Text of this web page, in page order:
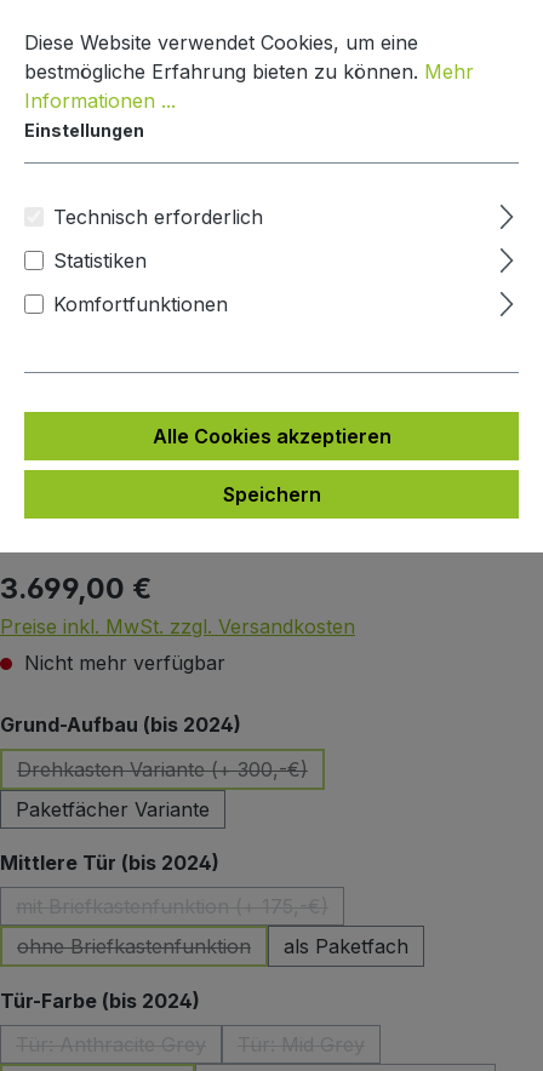
Paketkasten Nature Line
Mypaketkasten
Bildergalerie überspringen
Regulärer Preis:
3.699,00 €
Preise inkl. MwSt. zzgl. Versandkosten
Nicht mehr verfügbar
Grund-Aufbau (bis 2024)
Drehkasten Variante (+ 300,-€)
(Diese Option ist zurzeit nicht verfügbar.)
Paketfächer Variante
Mittlere Tür (bis 2024)
(Diese Option ist zurzeit nicht verfügbar.)
ohne Briefkastenfunktion
(Diese Option ist zurzeit nicht verfügbar.)
als Paketfach
Tür-Farbe (bis 2024)
(Diese Option ist zurzeit nicht verfügbar.)
(Diese Option ist zurzeit nicht
Diese Website verwendet Cookies, um eine
bestmögliche Erfahrung bieten zu können. Mehr
Informationen ...
Einstellungen
Technisch erforderlich
Statistiken
Komfortfunktionen
Alle Cookies akzeptieren
Speichern